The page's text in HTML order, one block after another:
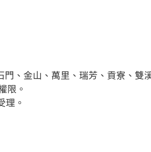
門、金山、萬里、瑞芳、貢寮、雙
限 。
理。